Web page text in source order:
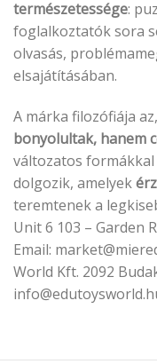
természetessége:
foglalkoztatók sora
olvasás,
elsajátításában.
A márka filozófiája
bonyolultak, hanem
változatos
dolgozik, amelyek
teremtenek a
Unit 6 103 – Garden
Email:
World Kft. 2092
info@